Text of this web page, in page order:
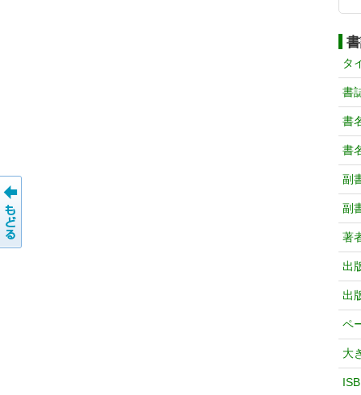
タ
書
書
書
副
副
著
出
出
ペ
大